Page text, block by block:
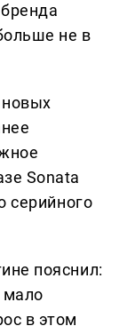
не в
Sonata
серийного
пояснил:
мало
в этом